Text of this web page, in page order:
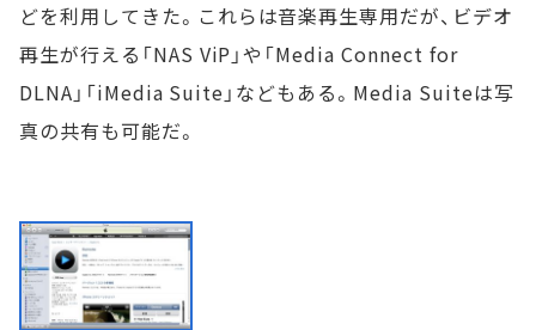
どを利用してきた。これらは音楽再生専用だが、ビデオ
再生が行える「NAS ViP」や「Media Connect for
DLNA」「iMedia Suite」などもある。Media Suiteは写
真の共有も可能だ。